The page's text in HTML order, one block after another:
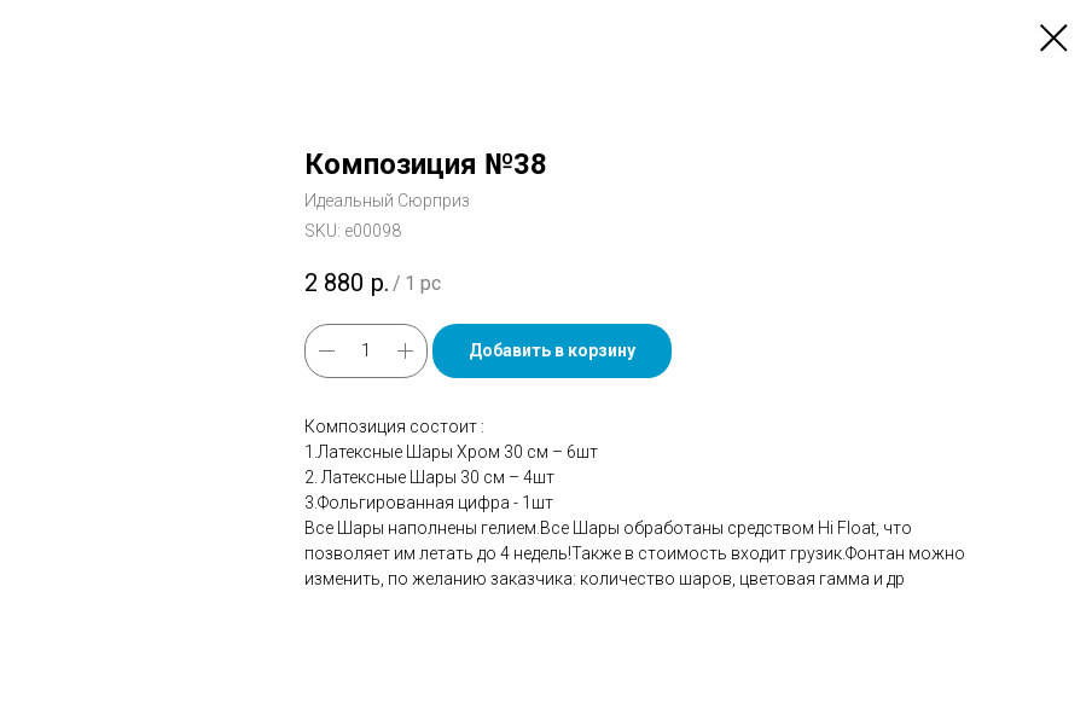
Композиция №38
Идеальный Сюрприз
SKU: е00098
2 880 р. / 1 pc
Добавить в корзину
Композиция состоит :
1.Латексные Шары Хром 30 см – 6шт
2. Латексные Шары 30 см – 4шт
3.Фольгированная цифра - 1шт
Все Шары наполнены гелием.Все Шары обработаны средством Hi Float, что
позволяет им летать до 4 недель!Также в стоимость входит грузик.Фонтан можно
изменить, по желанию заказчика: количество шаров, цветовая гамма и др